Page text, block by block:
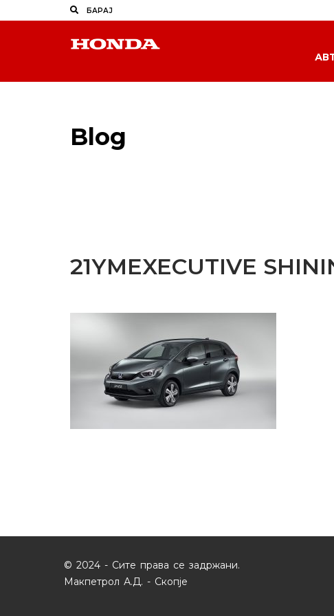
Blog
21YMEXECUTIVE
© 2024 - Сите права се задржани.
Макпетрол А.Д. - Скопје